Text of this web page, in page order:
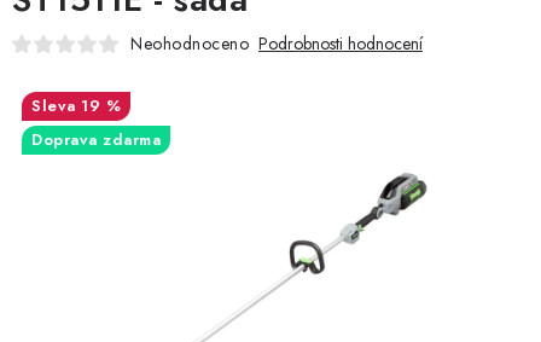
MILWAUKEE
PROFI STROJE
Neohodnoceno Podrobnosti hodnocení
19 %
Doprava zdarma